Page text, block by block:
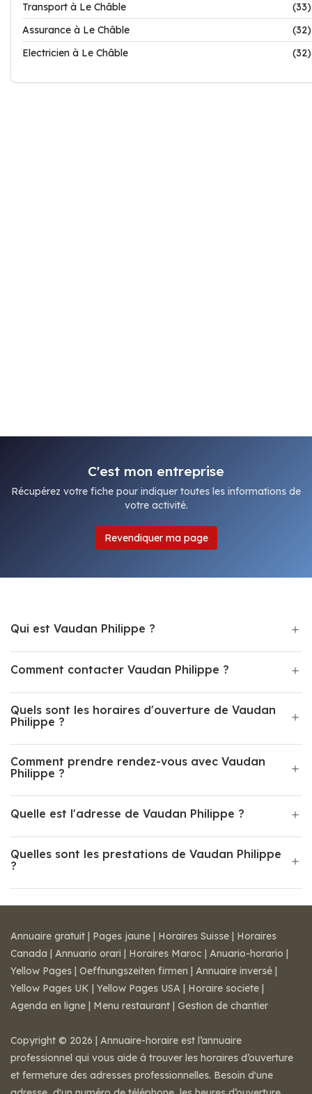
Transport à Le Châble
(33)
Assurance à Le Châble
(32)
Electricien à Le Châble
(32)
C'est mon entreprise
Récupérez votre fiche pour indiquer toutes les informations de
votre activité.
Revendiquer ma page
Qui est Vaudan Philippe ?
Comment contacter Vaudan Philippe ?
Quels sont les horaires d'ouverture de Vaudan
Philippe ?
Comment prendre rendez-vous avec Vaudan
Philippe ?
Quelle est l'adresse de Vaudan Philippe ?
Quelles sont les prestations de Vaudan Philippe
?
Annuaire gratuit | Pages jaune | Horaires Suisse | Horaires
Canada | Annuario orari | Horaires Maroc | Anuario-horario |
Yellow Pages | Oeffnungszeiten firmen | Annuaire inversé |
Yellow Pages UK | Yellow Pages USA | Horaire societe |
Agenda en ligne | Menu restaurant | Gestion de chantier
Copyright © 2026 | Annuaire-horaire est l’annuaire
professionnel qui vous aide à trouver les horaires d’ouverture
et fermeture des adresses professionnelles. Besoin d'une